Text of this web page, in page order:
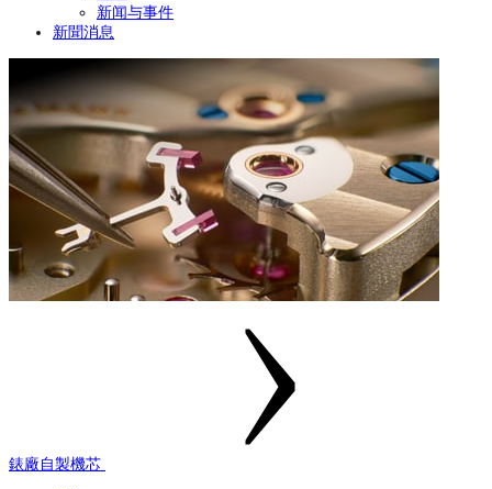
新闻与事件
新聞消息
錶廠自製機芯